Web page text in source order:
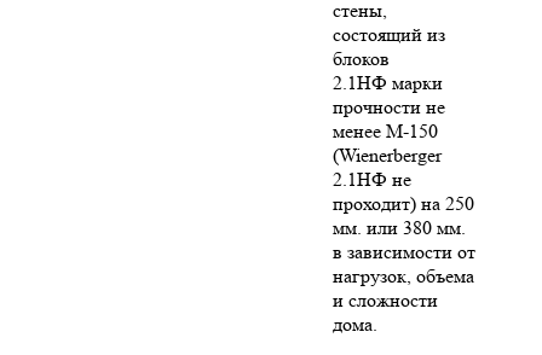
стены,
состоящий из
блоков
2.1НФ марки
прочности не
менее М-150
(Wienerberger
2.1НФ не
проходит) на 250
мм. или 380 мм.
в зависимости от
нагрузок, объема
и сложности
дома.